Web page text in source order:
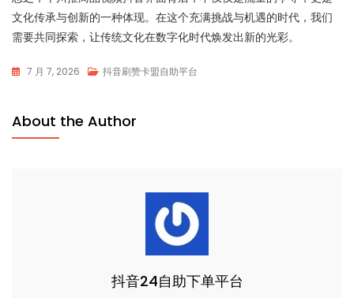
文化传承与创新的一种体现。在这个充满挑战与机遇的时代，我们
需要共同探索，让传统文化在数字化时代焕发出新的光彩。
7 月 7, 2026 抖音刷赞卡盟自助平台
About the Author
抖音24自助下单平台